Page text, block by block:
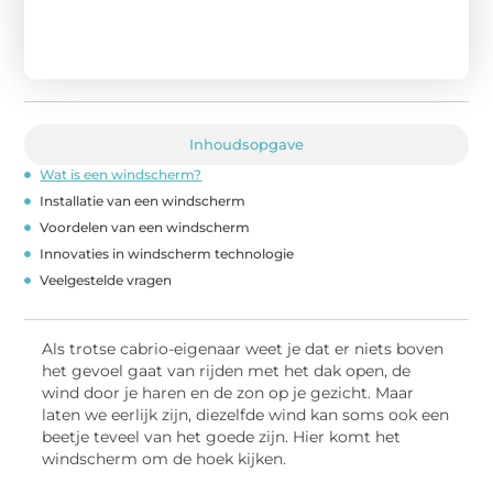
Inhoudsopgave
Wat is een windscherm?
Installatie van een windscherm
Voordelen van een windscherm
Innovaties in windscherm technologie
Veelgestelde vragen
Als trotse cabrio-eigenaar weet je dat er niets boven
het gevoel gaat van rijden met het dak open, de
wind door je haren en de zon op je gezicht. Maar
laten we eerlijk zijn, diezelfde wind kan soms ook een
beetje teveel van het goede zijn. Hier komt het
windscherm om de hoek kijken.